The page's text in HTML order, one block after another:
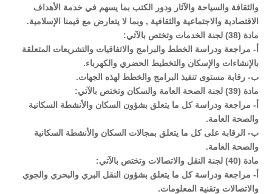
والثقافة والسياحة والآثار ودور الكتب بما يسهم في خدمة الأهداف
الاقتصادية والاجتماعية والثقافية , وبما لا يتعارض مع قيمنا الإسلامية.
مادة (38) لجنة الخدمات وتختص بالآتي:
أ‌- مراجعة ودراسة الخطط والبرامج والاتفاقيات والتشريعات المتعلقة
بالإنشاءات والإسكان والتخطيط الحضري والكهرباء.
ب‌- رقابة مستوى تنفيذ البرامج والخطط لهذه الجهات.
مادة (39) لجنة الصحة العامة والسكان وتختص بالآتي:
أ‌- مراجعة ودراسة كل ما يتعلق بشؤون السكان والأنشطة السكانية
والصحة العامة.
ب‌- الرقابة على كل ما يتعلق بمجالات السكان والأنشطة السكانية
والصحة العامة.
مادة (40) لجنة النقل والاتصالات وتختص بالآتي:
أ‌- مراجعة ودراسة كل ما يتعلق بشؤون النقل البري والبحري والجوي
والاتصالات وتقنية المعلومات.